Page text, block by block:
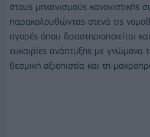
στους μηχανισμούς κανονιστικής
παρακολουθώντας στενά τις
αγορές όπου δραστηριοποιείται
ευκαιρίες ανάπτυξης με γνώμονα
θεσμική αξιοπιστία και τη